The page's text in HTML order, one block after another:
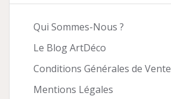
Qui Sommes-Nous ?
Le Blog ArtDéco
Conditions Générales de Vente
Mentions Légales